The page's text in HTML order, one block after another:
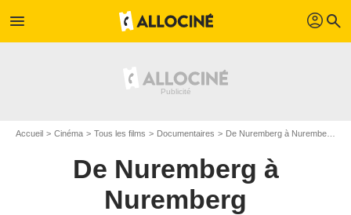
menu profil search
Accueil Cinéma Tous les films Documentaires De Nuremberg à Nuremberg
De Nuremberg à
Nuremberg